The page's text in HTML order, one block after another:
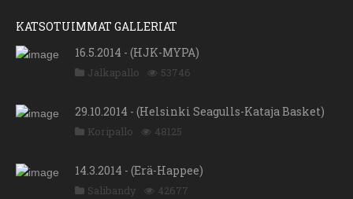
KATSOTUIMMAT GALLERIAT
16.5.2014 - (HJK-MYPA)
Jalkapallo 53746
29.10.2014 - (Helsinki Seagulls-Kataja Basket)
Koripallo 48125
14.3.2014 - (Erä-Happee)
Salibandy 42677